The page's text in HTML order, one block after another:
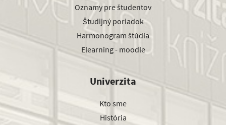
Oznamy pre študentov
Študijný poriadok
Harmonogram štúdia
Elearning - moodle
Univerzita
Kto sme
História